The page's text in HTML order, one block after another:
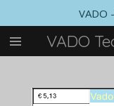
direct
naar
de
VADO
VADO